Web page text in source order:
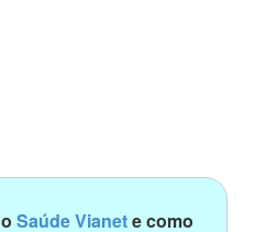
Saúde Vianete como